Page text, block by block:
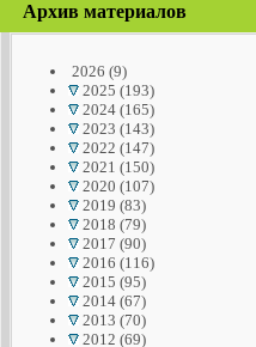
Архив материалов
2026 (9)
2025 (193)
2024(165)
2023 (143)
2022 (147)
2021 (150)
2020 (107)
2019 (83)
2018 (79)
2017 (90)
2016 (116)
2015 (95)
2014(67)
2013 (70)
2012 (69)